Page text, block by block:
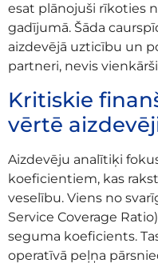
esat plānojuši rīkoties
gadījumā. Šāda
aizdevējā uzticību un
partneri, nevis
Kritiskie
vērtē
Aizdevēju analītiķi
koeficientiem, kas
veselību. Viens no
Service Coverage
seguma koeficients.
operatīvā peļņa